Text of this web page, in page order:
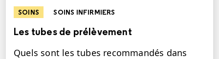
SOINS SOINS INFIRMIERS
Les tubes de prélèvement
Quels sont les tubes recommandés dans